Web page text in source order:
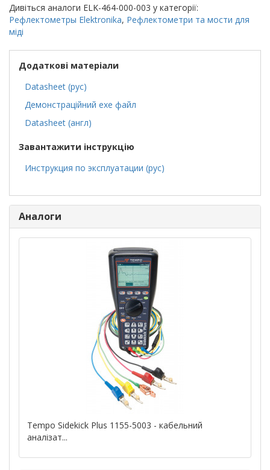
Дивіться аналоги ELK-464-000-003 у категорії:
Рефлектометры Elektronika, Рефлектометри та мости для
міді
Додаткові матеріали
Datasheet (рус)
Демонстраційний exe файл
Datasheet (англ)
Завантажити інструкцію
Инструкция по эксплуатации (рус)
Аналоги
Tempo Sidekick Plus 1155-5003 - кабельний
аналізат...